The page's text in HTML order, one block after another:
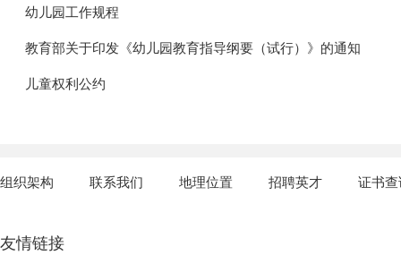
幼儿园工作规程
教育部关于印发《幼儿园教育指导纲要（试行）》的通知
儿童权利公约
组织架构 联系我们 地理位置 招聘英才 证书
友情链接